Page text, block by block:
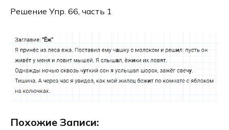
Решение Упр. 66, часть 1
Похожие Записи: